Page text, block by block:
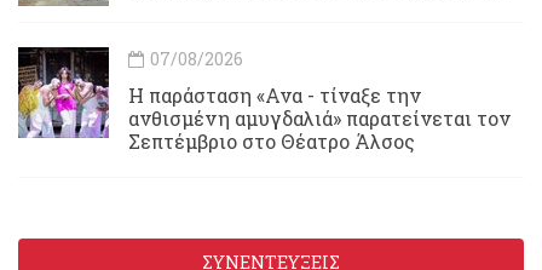
07/08/2026
Η παράσταση «Ανα - τίναξε την
ανθισμένη αμυγδαλιά» παρατείνεται τον
Σεπτέμβριο στο Θέατρο Άλσος
ΣΥΝΕΝΤΕΥΞΕΙΣ